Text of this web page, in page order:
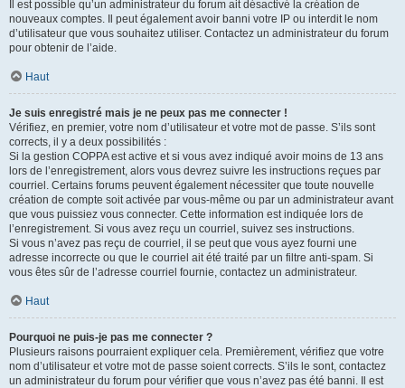
Il est possible qu’un administrateur du forum ait désactivé la création de
nouveaux comptes. Il peut également avoir banni votre IP ou interdit le nom
d’utilisateur que vous souhaitez utiliser. Contactez un administrateur du forum
pour obtenir de l’aide.
Haut
Je suis enregistré mais je ne peux pas me connecter !
Vérifiez, en premier, votre nom d’utilisateur et votre mot de passe. S’ils sont
corrects, il y a deux possibilités :
Si la gestion COPPA est active et si vous avez indiqué avoir moins de 13 ans
lors de l’enregistrement, alors vous devrez suivre les instructions reçues par
courriel. Certains forums peuvent également nécessiter que toute nouvelle
création de compte soit activée par vous-même ou par un administrateur avant
que vous puissiez vous connecter. Cette information est indiquée lors de
l’enregistrement. Si vous avez reçu un courriel, suivez ses instructions.
Si vous n’avez pas reçu de courriel, il se peut que vous ayez fourni une
adresse incorrecte ou que le courriel ait été traité par un filtre anti-spam. Si
vous êtes sûr de l’adresse courriel fournie, contactez un administrateur.
Haut
Pourquoi ne puis-je pas me connecter ?
Plusieurs raisons pourraient expliquer cela. Premièrement, vérifiez que votre
nom d’utilisateur et votre mot de passe soient corrects. S’ils le sont, contactez
un administrateur du forum pour vérifier que vous n’avez pas été banni. Il est